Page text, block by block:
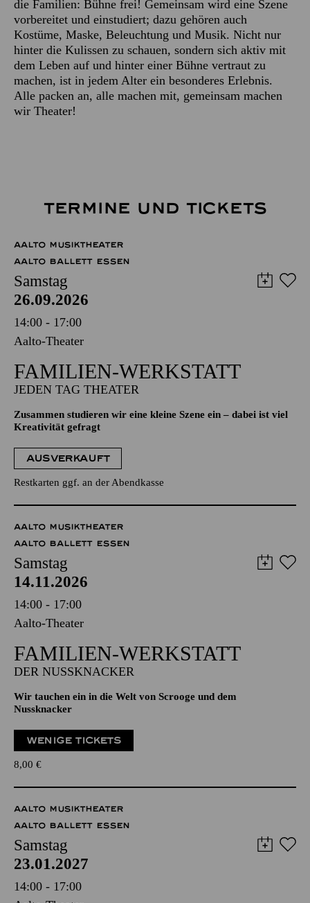
die Familien: Bühne frei! Gemeinsam wird eine Szene
vorbereitet und einstudiert; dazu gehören auch
Kostüme, Maske, Beleuchtung und Musik. Nicht nur
hinter die Kulissen zu schauen, sondern sich aktiv mit
dem Leben auf und hinter einer Bühne vertraut zu
machen, ist in jedem Alter ein besonderes Erlebnis.
Alle packen an, alle machen mit, gemeinsam machen
wir Theater!
TERMINE UND TICKETS
AALTO MUSIKTHEATER
AALTO BALLETT ESSEN
Samstag
26.09.2026
14:00 - 17:00
Aalto-Theater
FAMILIEN-WERKSTATT
JEDEN TAG THEATER
Zusammen studieren wir eine kleine Szene ein – dabei ist viel
Kreativität gefragt
AUSVERKAUFT
Restkarten ggf. an der Abendkasse
AALTO MUSIKTHEATER
AALTO BALLETT ESSEN
Samstag
14.11.2026
14:00 - 17:00
Aalto-Theater
FAMILIEN-WERKSTATT
DER NUSSKNACKER
Wir tauchen ein in die Welt von Scrooge und dem
Nussknacker
WENIGE TICKETS
8,00 €
AALTO MUSIKTHEATER
AALTO BALLETT ESSEN
Samstag
23.01.2027
14:00 - 17:00